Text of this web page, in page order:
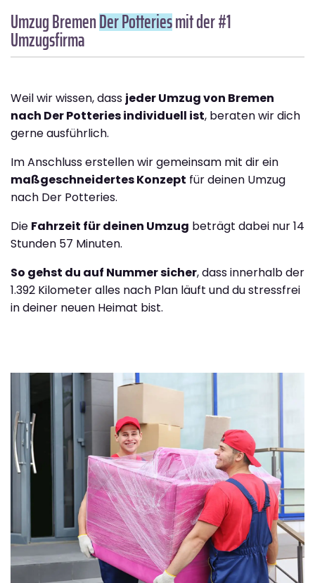
Umzug BremenDer Potteriesmit der #1
Umzugsfirma
Weil wir wissen, dass jeder Umzug von Bremen
nach Der Potteries individuell ist, beraten wir dich
gerne ausführlich.
Im Anschluss erstellen wir gemeinsam mit dir ein
maßgeschneidertes Konzept für deinen Umzug
nach Der Potteries.
Die Fahrzeit für deinen Umzug beträgt dabei nur 14
Stunden 57 Minuten.
So gehst du auf Nummer sicher, dass innerhalb der
1.392 Kilometer alles nach Plan läuft und du stressfrei
in deiner neuen Heimat bist.